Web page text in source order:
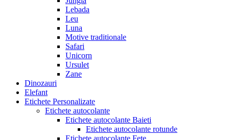
Lebada
Leu
Luna
Motive traditionale
Safari
Unicorn
Ursulet
Zane
Dinozauri
Elefant
Etichete Personalizate
Etichete autocolante
Etichete autocolante Baieti
Etichete autocolante rotunde
Etichete autocolante Fete